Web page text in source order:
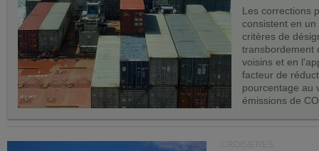
Les corrections
consistent en
critères de
transbordement
voisins et en
facteur de
pourcentage au
émissions de